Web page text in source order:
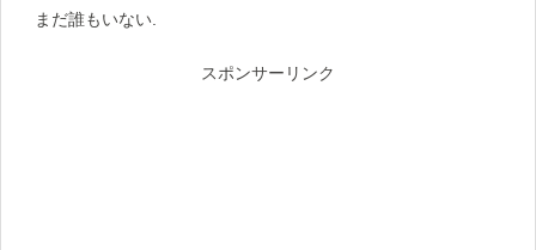
まだ誰もいない.
スポンサーリンク